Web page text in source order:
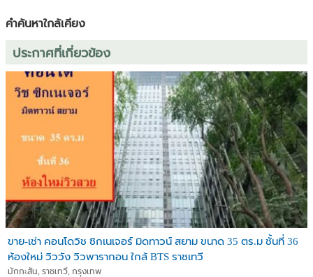
คำค้นหาใกล้เคียง
ประกาศที่เกี่ยวข้อง
ขาย-เช่า คอนโดวิช ซิกเนเจอร์ มิดทาวน์ สยาม ขนาด 35 ตร.ม ชั้นที่ 36
ห้องใหม่ วิววัง วิวพารากอน ใกล้ BTS ราชเทวี
มักกะสัน, ราชเทวี, กรุงเทพ